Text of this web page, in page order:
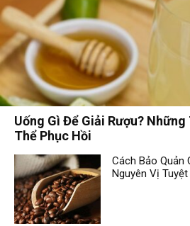
Uống Gì Để Giải Rượu?
Thể Phục Hồi
Cách Bảo Quản
Nguyên Vị